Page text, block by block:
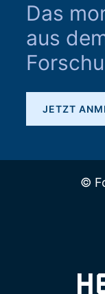
Das
aus
JETZT
©